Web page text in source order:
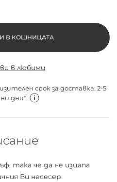
В КОШНИЦАТА
в любими
срок за доставка: 2-5
дни*
така че да не изцапа
Ви несесер